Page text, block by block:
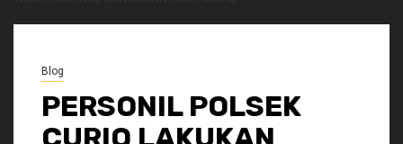
Blog
PERSONIL POLSEK